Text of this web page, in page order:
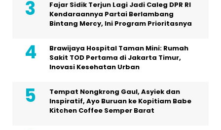
Fajar Sidik Terjun Lagi Jadi Caleg DPR RI
Kendaraannya Partai Berlambang
Bintang Mercy, Ini Program Prioritasnya
Brawijaya Hospital Taman Mini: Rumah
Sakit TOD Pertama di Jakarta Timur,
Inovasi Kesehatan Urban
Tempat Nongkrong Gaul, Asyiek dan
Inspiratif, Ayo Buruan ke Kopitiam Babe
Kitchen Coffee Semper Barat